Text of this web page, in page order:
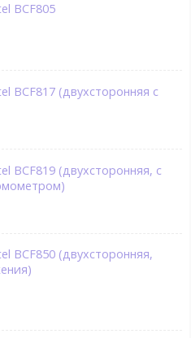
BCF805
BCF817 (двухсторонняя с
BCF819 (двухсторонняя, с
BCF850 (двухсторонняя,